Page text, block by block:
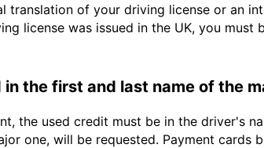
translation of your driving license or an
license was issued in the UK, you must
in the first and last name of the
the used credit must be in the driver's
one, will be requested. Payment